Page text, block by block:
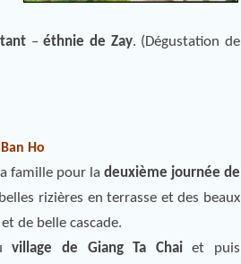
–éthnie de Zay. (Dégustation de
Ho
famille pour la deuxième journée de
rizières en terrasse et des beaux
de belle cascade.
village de Giang Ta Chaiet puis